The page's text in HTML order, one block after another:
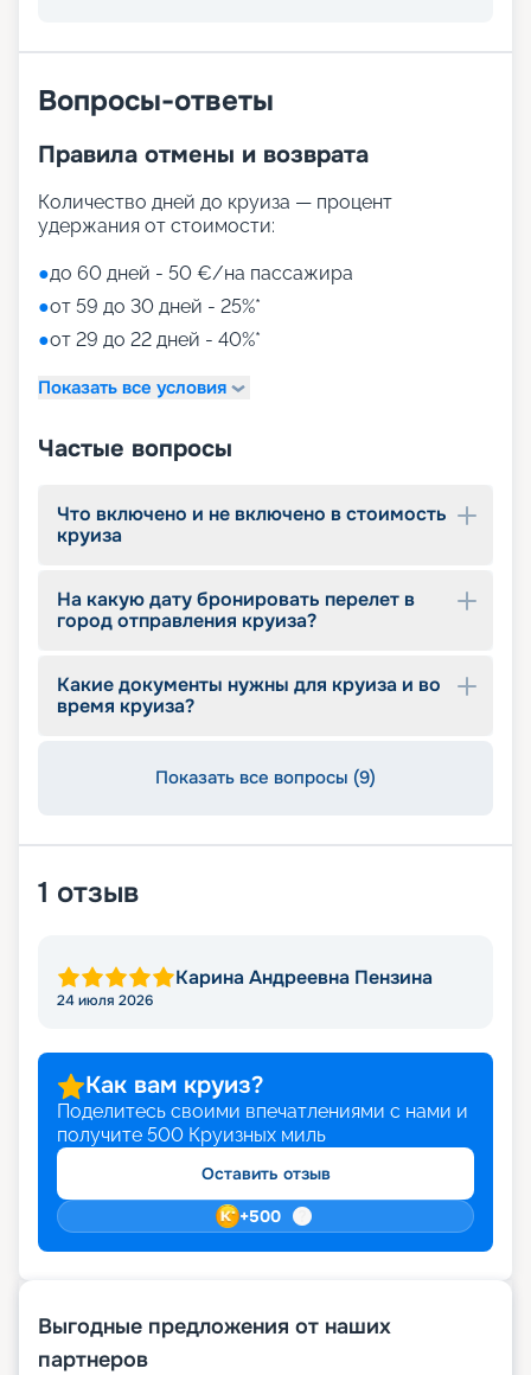
Вопросы-ответы
Правила отмены и возврата
Количество дней до круиза — процент
удержания от стоимости:
●до 60 дней - 50 €/на пассажира
●от 59 до 30 дней - 25%*
●от 29 до 22 дней - 40%*
Показать все условия
Частые вопросы
Что включено и не включено в стоимость
круиза
На какую дату бронировать перелет в
город отправления круиза?
Какие документы нужны для круиза и во
время круиза?
Показать все вопросы (9)
1 отзыв
Карина Андреевна Пензина
24 июля 2026
Как вам круиз?
Поделитесь своими впечатлениями с нами и
получите 500 Круизных миль
Оставить отзыв
+500
Выгодные предложения от наших
партнеров